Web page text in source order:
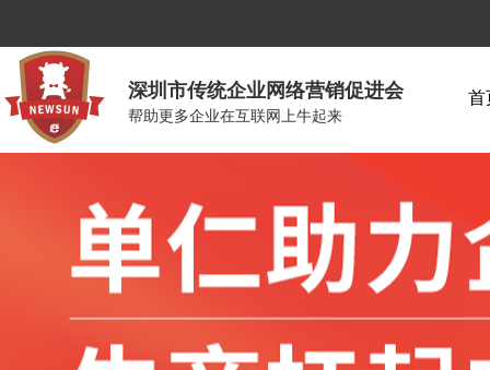
深圳市传统企业网络营销促进会
帮助更多企业在互联网上牛起来